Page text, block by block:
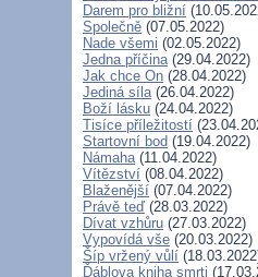
Darem pro bližní
Společně (07.05.2022)
Nade všemi (02.05.2022)
Jedna příčina(29.04.2022)
Jak chce On (28.04.2022)
Jediná síla(26.04.2022)
Boží lásku (24.04.2022)
Tisíce příležitostí
Startovní bod (19.04.2022)
Námaha(11.04.2022)
Vítězství (08.04.2022)
Blaženější (07.04.2022)
Právě teď (28.03.2022)
Dívat vzhůru (27.03.2022)
Vypovídá vše (20.03.2022)
Šíp vržený vůlí
Ďáblova kniha smrti